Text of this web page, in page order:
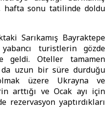
hafta sonu tatilinde doldu
Sarıkamış Bayraktepe
turistlerin gözde
geldi. Oteller tamamen
da uzun bir süre durduğu
üzere Ukrayna ve
arttığı ve Ocak ayı için
rezervasyon yaptırdıkları